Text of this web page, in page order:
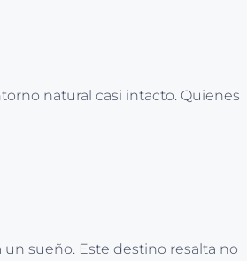
natural casi intacto. Quienes
sueño. Este destino resalta no